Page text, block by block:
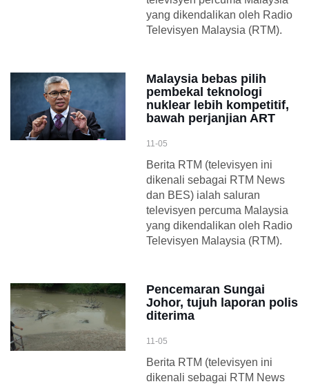
yang dikendalikan oleh Radio
Televisyen Malaysia (RTM).
Malaysia bebas pilih
pembekal teknologi
nuklear lebih kompetitif,
bawah perjanjian ART
11-05
Berita RTM (televisyen ini
dikenali sebagai RTM News
dan BES) ialah saluran
televisyen percuma Malaysia
yang dikendalikan oleh Radio
Televisyen Malaysia (RTM).
Pencemaran Sungai
Johor, tujuh laporan polis
diterima
11-05
Berita RTM (televisyen ini
dikenali sebagai RTM News